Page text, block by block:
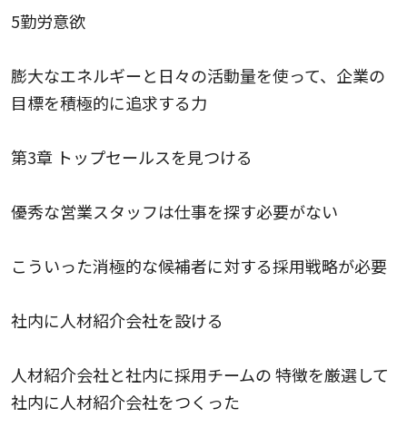
5勤労意欲
膨大なエネルギーと日々の活動量を使って、企業の
目標を積極的に追求する力
第3章 トップセールスを見つける
優秀な営業スタッフは仕事を探す必要がない
こういった消極的な候補者に対する採用戦略が必要
社内に人材紹介会社を設ける
人材紹介会社と社内に採用チームの 特徴を厳選して
社内に人材紹介会社をつくった